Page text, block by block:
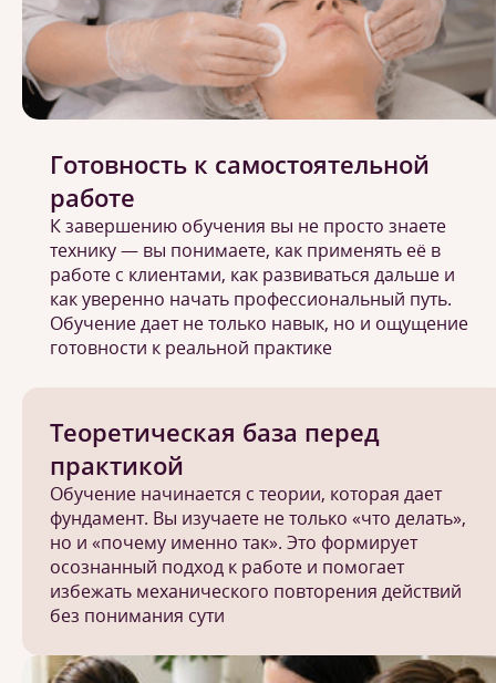
Теоретическая база перед
практикой
Обучение начинается с теории, которая дает
фундамент. Вы изучаете не только «что делать»,
но и «почему именно так». Это формирует
осознанный подход к работе и помогает
избежать механического повторения действий
без понимания сути
Готовность к самостоятельной
работе
К завершению обучения вы не просто знаете
технику — вы понимаете, как применять её в
работе с клиентами, как развиваться дальше и
как уверенно начать профессиональный путь.
Обучение дает не только навык, но и ощущение
готовности к реальной практике